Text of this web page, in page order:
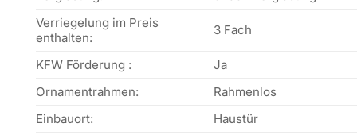
Verriegelung im Preis
enthalten:
3 Fach
KFW Förderung :
Ja
Ornamentrahmen:
Rahmenlos
Einbauort:
Haustür